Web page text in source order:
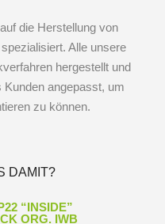
die Herstellung von
Alle unsere
hergestellt und
angepasst, um
zu können.
DAMIT?
“INSIDE”
ORG. IWB